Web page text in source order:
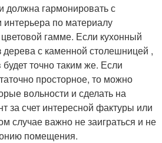
должна гармонировать с
по материалу
гамме. Если кухонный
дерева с каменной столешницей ,
точно таким же. Если
просторное, то можно
вольности и сделать на
за счет интересной фактуры или
случае важно не заиграться и не
помещения.